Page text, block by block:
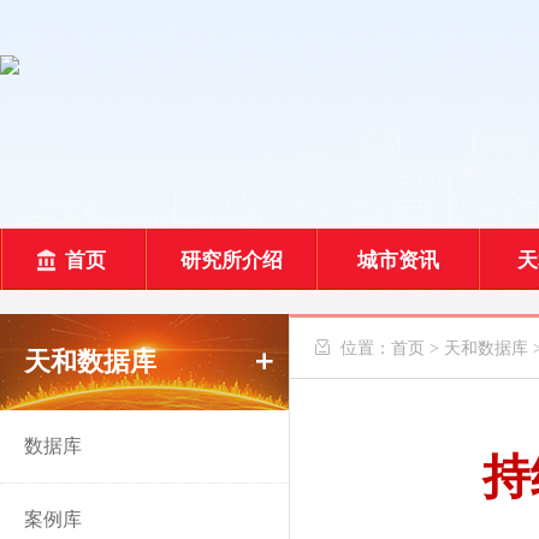
首页 研究所介绍 城市资讯
天和数据库
数据库
案例库
 位置： 首页 > 天和数据库